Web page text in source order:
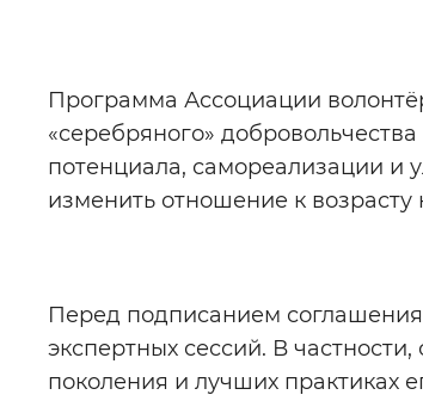
Программа Ассоциации
«серебряного»
потенциала, самореализации и
изменить отношение к возрасту
Перед подписанием
экспертных сессий. В
поколения и лучших практиках